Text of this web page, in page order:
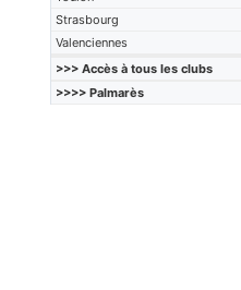
Strasbourg
Valenciennes
>>> Accès à tous les clubs
>>>> Palmarès